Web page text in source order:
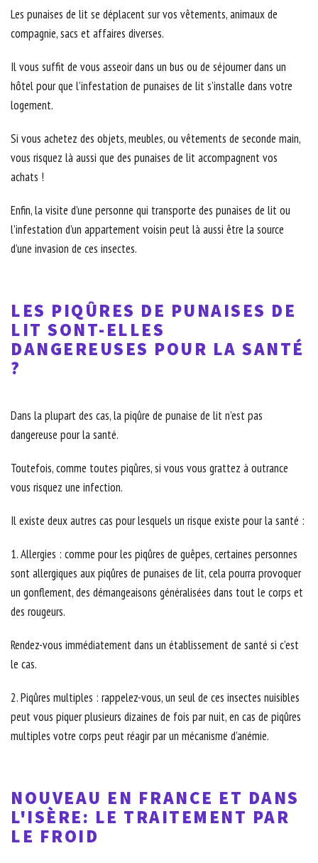
Les punaises de lit se déplacent sur vos vêtements, animaux de
compagnie, sacs et affaires diverses.
Il vous suffit de vous asseoir dans un bus ou de séjourner dans un
hôtel pour que l’infestation de punaises de lit s’installe dans votre
logement.
Si vous achetez des objets, meubles, ou vêtements de seconde main,
vous risquez là aussi que des punaises de lit accompagnent vos
achats !
Enfin, la visite d’une personne qui transporte des punaises de lit ou
l’infestation d’un appartement voisin peut là aussi être la source
d’une invasion de ces insectes.
LES PIQÛRES DE PUNAISES DE
LIT SONT-ELLES
DANGEREUSES POUR LA SANTÉ
?
Dans la plupart des cas, la piqûre de punaise de lit n’est pas
dangereuse pour la santé.
Toutefois, comme toutes piqûres, si vous vous grattez à outrance
vous risquez une infection.
Il existe deux autres cas pour lesquels un risque existe pour la santé :
1. Allergies : comme pour les piqûres de guêpes, certaines personnes
sont allergiques aux piqûres de punaises de lit, cela pourra provoquer
un gonflement, des démangeaisons généralisées dans tout le corps et
des rougeurs.
Rendez-vous immédiatement dans un établissement de santé si c’est
le cas.
2. Piqûres multiples : rappelez-vous, un seul de ces insectes nuisibles
peut vous piquer plusieurs dizaines de fois par nuit, en cas de piqûres
multiples votre corps peut réagir par un mécanisme d’anémie.
NOUVEAU EN FRANCE ET DANS
L'ISÈRE: LE TRAITEMENT PAR
LE FROID